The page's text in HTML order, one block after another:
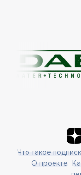
Что такое
О проекте